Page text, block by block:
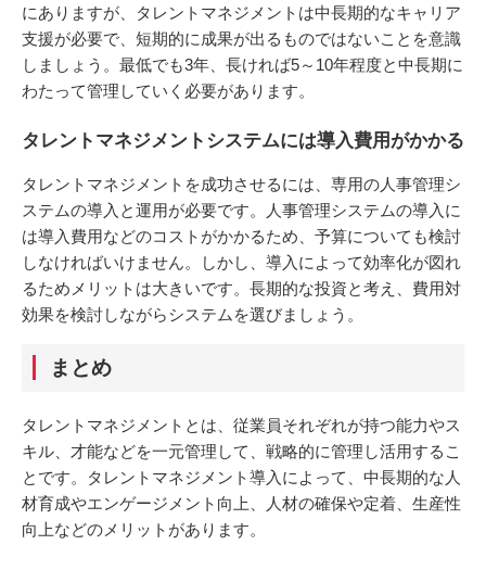
にありますが、タレントマネジメントは中長期的なキャリア
支援が必要で、短期的に成果が出るものではないことを意識
しましょう。最低でも3年、長ければ5～10年程度と中長期に
わたって管理していく必要があります。
タレントマネジメントシステムには導入費用がかかる
タレントマネジメントを成功させるには、専用の人事管理シ
ステムの導入と運用が必要です。人事管理システムの導入に
は導入費用などのコストがかかるため、予算についても検討
しなければいけません。しかし、導入によって効率化が図れ
るためメリットは大きいです。長期的な投資と考え、費用対
効果を検討しながらシステムを選びましょう。
まとめ
タレントマネジメントとは、従業員それぞれが持つ能力やス
キル、才能などを一元管理して、戦略的に管理し活用するこ
とです。タレントマネジメント導入によって、中長期的な人
材育成やエンゲージメント向上、人材の確保や定着、生産性
向上などのメリットがあります。